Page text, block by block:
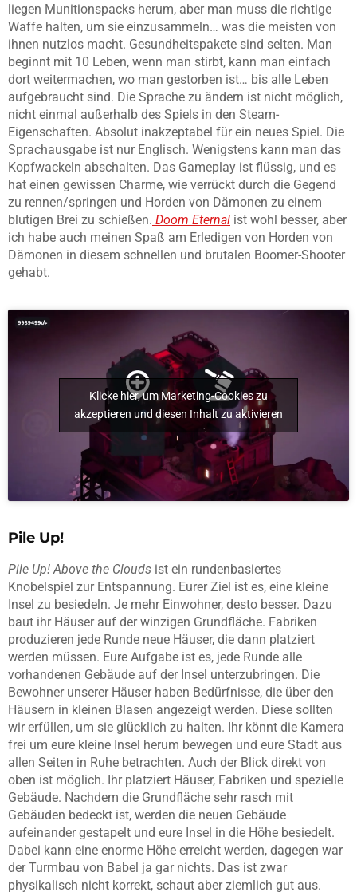
liegen Munitionspacks herum, aber man muss die richtige
Waffe halten, um sie einzusammeln… was die meisten von
ihnen nutzlos macht. Gesundheitspakete sind selten. Man
beginnt mit 10 Leben, wenn man stirbt, kann man einfach
dort weitermachen, wo man gestorben ist… bis alle Leben
aufgebraucht sind. Die Sprache zu ändern ist nicht möglich,
nicht einmal außerhalb des Spiels in den Steam-
Eigenschaften. Absolut inakzeptabel für ein neues Spiel. Die
Sprachausgabe ist nur Englisch. Wenigstens kann man das
Kopfwackeln abschalten. Das Gameplay ist flüssig, und es
hat einen gewissen Charme, wie verrückt durch die Gegend
zu rennen/springen und Horden von Dämonen zu einem
blutigen Brei zu schießen. Doom Eternal ist wohl besser, aber
ich habe auch meinen Spaß am Erledigen von Horden von
Dämonen in diesem schnellen und brutalen Boomer-Shooter
gehabt.
Klicke hier, um Marketing-Cookies zu
akzeptieren und diesen Inhalt zu aktivieren
Pile Up!
Pile Up! Above the Clouds ist ein rundenbasiertes
Knobelspiel zur Entspannung. Eurer Ziel ist es, eine kleine
Insel zu besiedeln. Je mehr Einwohner, desto besser. Dazu
baut ihr Häuser auf der winzigen Grundfläche. Fabriken
produzieren jede Runde neue Häuser, die dann platziert
werden müssen. Eure Aufgabe ist es, jede Runde alle
vorhandenen Gebäude auf der Insel unterzubringen. Die
Bewohner unserer Häuser haben Bedürfnisse, die über den
Häusern in kleinen Blasen angezeigt werden. Diese sollten
wir erfüllen, um sie glücklich zu halten. Ihr könnt die Kamera
frei um eure kleine Insel herum bewegen und eure Stadt aus
allen Seiten in Ruhe betrachten. Auch der Blick direkt von
oben ist möglich. Ihr platziert Häuser, Fabriken und spezielle
Gebäude. Nachdem die Grundfläche sehr rasch mit
Gebäuden bedeckt ist, werden die neuen Gebäude
aufeinander gestapelt und eure Insel in die Höhe besiedelt.
Dabei kann eine enorme Höhe erreicht werden, dagegen war
der Turmbau von Babel ja gar nichts. Das ist zwar
physikalisch nicht korrekt, schaut aber ziemlich gut aus.